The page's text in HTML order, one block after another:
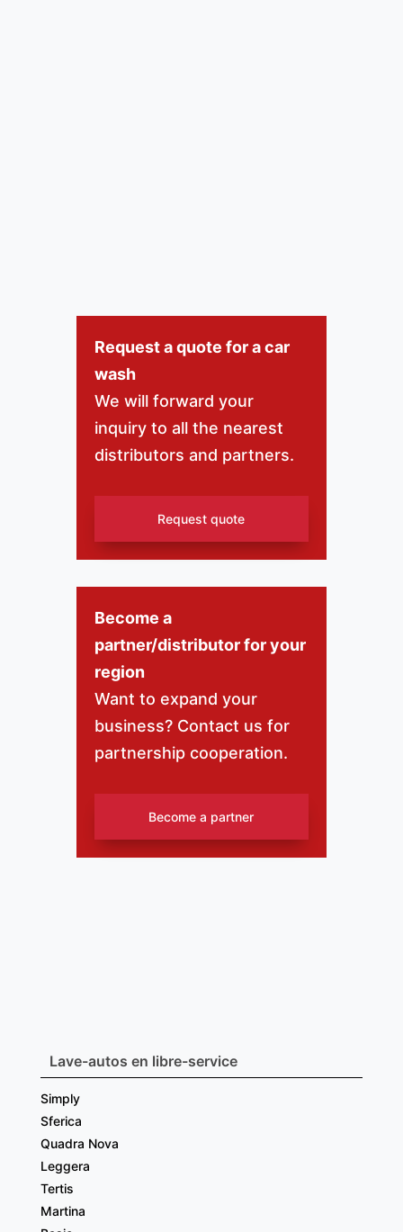
Request a quote for a car
wash
We will forward your
inquiry to all the nearest
distributors and partners.
Request quote
Become a
partner/distributor for your
region
Want to expand your
business? Contact us for
partnership cooperation.
Become a partner
Lave-autos en libre-service
Simply
Sferica
Quadra Nova
Leggera
Tertis
Martina